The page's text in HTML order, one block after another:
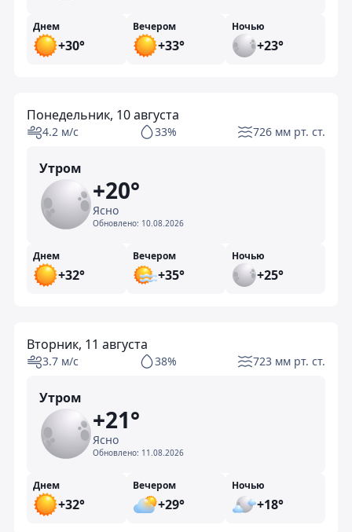
Днем
+30°
Вечером
+33°
Ночью
+23°
Понедельник, 10 августа
4.2 м/с 33% 726 мм рт. ст.
Утром
+20°
Ясно
Обновлено: 10.08.2026
Днем
+32°
Вечером
+35°
Ночью
+25°
Вторник, 11 августа
3.7 м/с 38% 723 мм рт. ст.
Утром
+21°
Ясно
Обновлено: 11.08.2026
Днем
+32°
Вечером
+29°
Ночью
+18°